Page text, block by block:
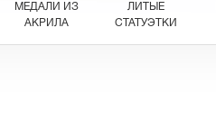
МЕДАЛИ ИЗ
АКРИЛА
ЛИТЫЕ
СТАТУЭТКИ